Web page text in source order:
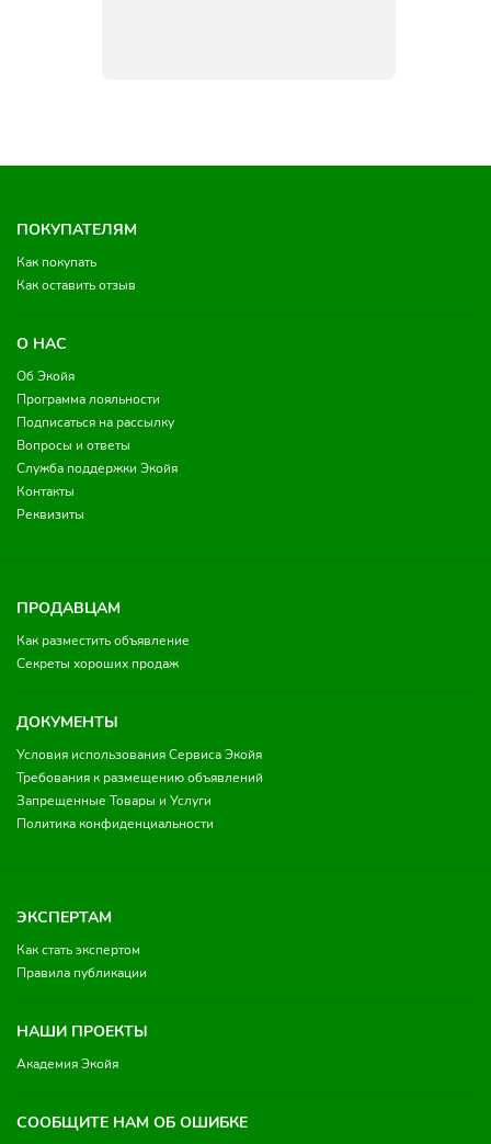
ПОКУПАТЕЛЯМ
Как покупать
Как оставить отзыв
О НАС
Об Экойя
Программа лояльности
Подписаться на рассылку
Вопросы и ответы
Служба поддержки Экойя
Контакты
Реквизиты
ПРОДАВЦАМ
Как разместить объявление
Секреты хороших продаж
ДОКУМЕНТЫ
Условия использования Сервиса Экойя
Требования к размещению объявлений
Запрещенные Товары и Услуги
Политика конфиденциальности
ЭКСПЕРТАМ
Как стать экспертом
Правила публикации
НАШИ ПРОЕКТЫ
Академия Экойя
СООБЩИТЕ НАМ ОБ ОШИБКЕ